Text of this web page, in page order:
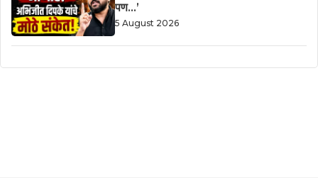
पण…’
5 August 2026